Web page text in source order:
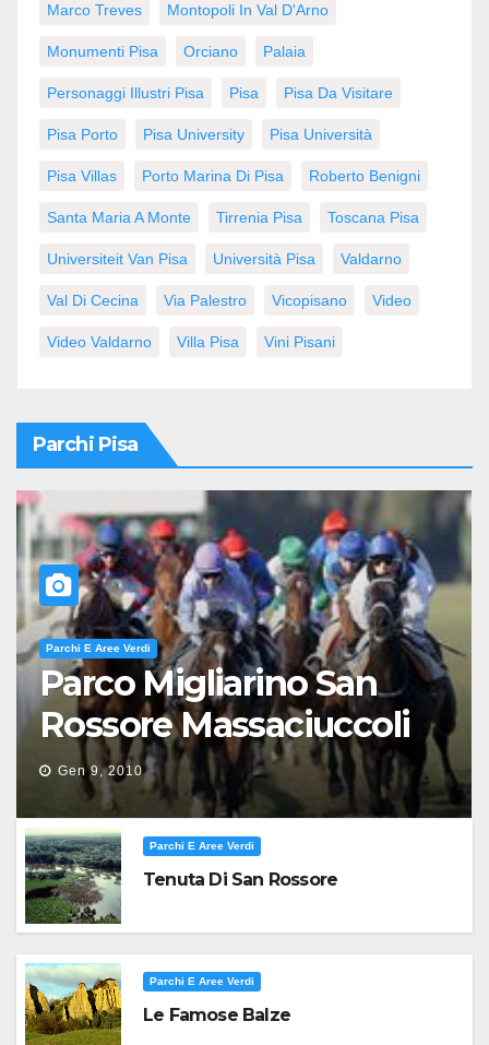
Marco Treves Montopoli In Val D'Arno
Monumenti Pisa Orciano Palaia
Personaggi Illustri Pisa Pisa Pisa Da Visitare
Pisa Porto Pisa University Pisa Università
Pisa Villas Porto Marina Di Pisa Roberto Benigni
Santa Maria A Monte Tirrenia Pisa Toscana Pisa
Universiteit Van Pisa Università Pisa Valdarno
Val Di Cecina Via Palestro Vicopisano Video
Video Valdarno Villa Pisa Vini Pisani
Parchi Pisa
Parchi E Aree Verdi
Parco Migliarino San
Rossore Massaciuccoli
Gen 9, 2010
Parchi E Aree Verdi
Tenuta Di San Rossore
Parchi E Aree Verdi
Le Famose Balze